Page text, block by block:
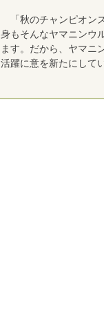
「秋のチャンピオン
身もそんなヤマニンウ
ます。だから、ヤマニ
活躍に意を新たにして